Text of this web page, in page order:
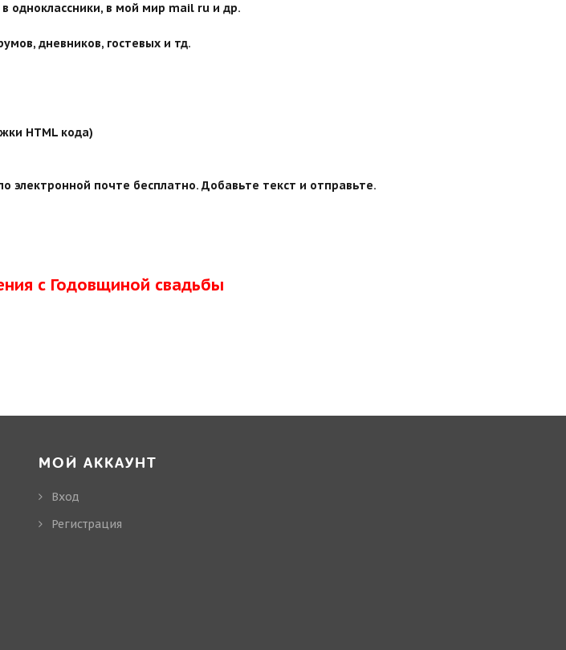
одноклассники, в мой мир mail ru и др.
дневников, гостевых и тд.
HTML кода)
почте бесплатно. Добавьте текст и отправьте.
с Годовщиной свадьбы
МОЙ АККАУНТ
Вход
Регистрация